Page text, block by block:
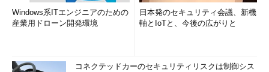
Windows系ITエンジニアのための
産業用ドローン開発環境
日本発のセキュリティ会議、新機
軸とIoTと、今後の広がりと
コネクテッドカーのセキュリティリスクは制御シス